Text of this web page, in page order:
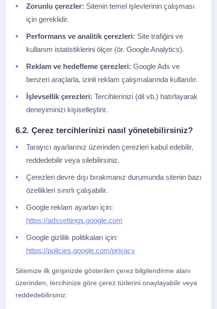
Zorunlu çerezler: Sitenin temel işlevlerinin çalışması
için gereklidir.
Performans ve analitik çerezleri: Site trafiğini ve
kullanım istatistiklerini ölçer (ör. Google Analytics).
Reklam ve hedefleme çerezleri: Google Ads ve
benzeri araçlarla, izinli reklam çalışmalarında kullanılır.
İşlevsellik çerezleri: Tercihlerinizi (dil vb.) hatırlayarak
deneyiminizi kişiselleştirir.
6.2. Çerez tercihlerinizi nasıl yönetebilirsiniz?
Tarayıcı ayarlarınız üzerinden çerezleri kabul edebilir,
reddedebilir veya silebilirsiniz.
Çerezleri devre dışı bırakmanız durumunda sitenin bazı
özellikleri sınırlı çalışabilir.
Google reklam ayarları için:
https://adssettings.google.com
Google gizlilik politikaları için:
https://policies.google.com/privacy
Sitemize ilk girişinizde gösterilen çerez bilgilendirme alanı
üzerinden, tercihinize göre çerez türlerini onaylayabilir veya
reddedebilirsiniz.